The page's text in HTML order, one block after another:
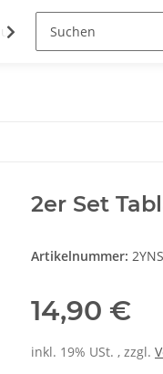
2er Set
Artikelnummer:
14,90 €
inkl. 19% USt. , zzgl.